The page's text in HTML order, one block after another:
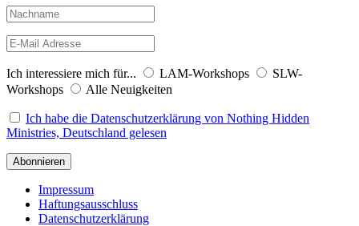
Ich interessiere mich für... LAM-Workshops
SLW-
Workshops
Alle Neuigkeiten
Ich habe die Datenschutzerklärung von Nothing Hidden
Ministries, Deutschland gelesen
Impressum
Haftungsausschluss
Datenschutzerklärung